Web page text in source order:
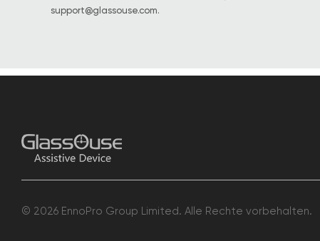
support@glassouse.com.
© 2026 EnnoPro Group Limited. Alle Rechte vorbehalten.